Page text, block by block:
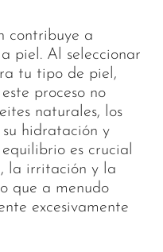
contribuye a
piel. Al seleccionar
tu tipo de piel,
proceso no
naturales, los
su hidratación y
es crucial
la irritación y la
que a menudo
excesivamente